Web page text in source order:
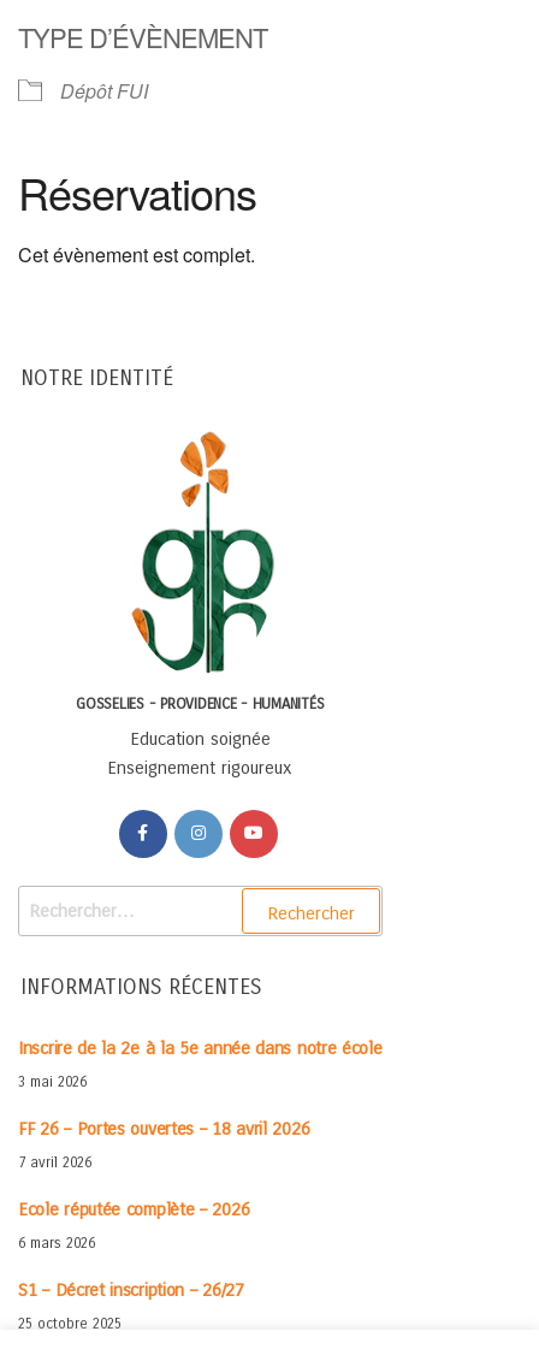
TYPE D’ÉVÈNEMENT
Dépôt FUI
Réservations
Cet évènement est complet.
NOTRE IDENTITÉ
GOSSELIES - PROVIDENCE - HUMANITÉS
Education soignée
Enseignement rigoureux
INFORMATIONS RÉCENTES
Inscrire de la 2e à la 5e année dans notre école
3 mai 2026
FF 26 – Portes ouvertes – 18 avril 2026
7 avril 2026
Ecole réputée complète – 2026
6 mars 2026
S1 – Décret inscription – 26/27
25 octobre 2025